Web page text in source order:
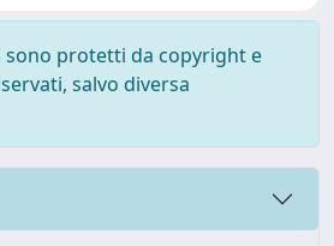
sono protetti da copyright e
salvo diversa